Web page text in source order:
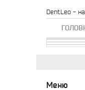
DentLeo -